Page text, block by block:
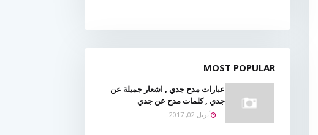
MOST POPULAR
عبارات مدح جدي , اشعار جميلة عن
جدي , كلمات مدح عن جدي
أبريل 02, 2017